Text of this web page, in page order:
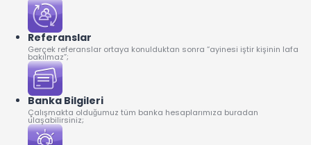
Referanslar
Gerçek referanslar ortaya konulduktan sonra “ayinesi iştir kişinin lafa
bakılmaz”;
Banka Bilgileri
Çalışmakta olduğumuz tüm banka hesaplarımıza buradan
ulaşabilirsiniz;